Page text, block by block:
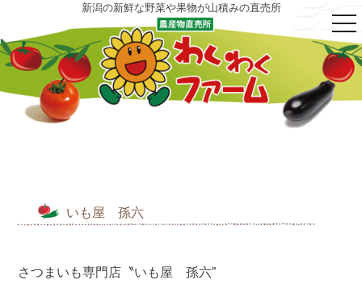
新潟の新鮮な野菜や果物が山積みの直売所
いも屋 孫六
さつまいも専門店〝いも屋 孫六”